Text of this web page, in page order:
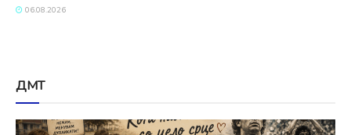
06.08.2026
ДМТ